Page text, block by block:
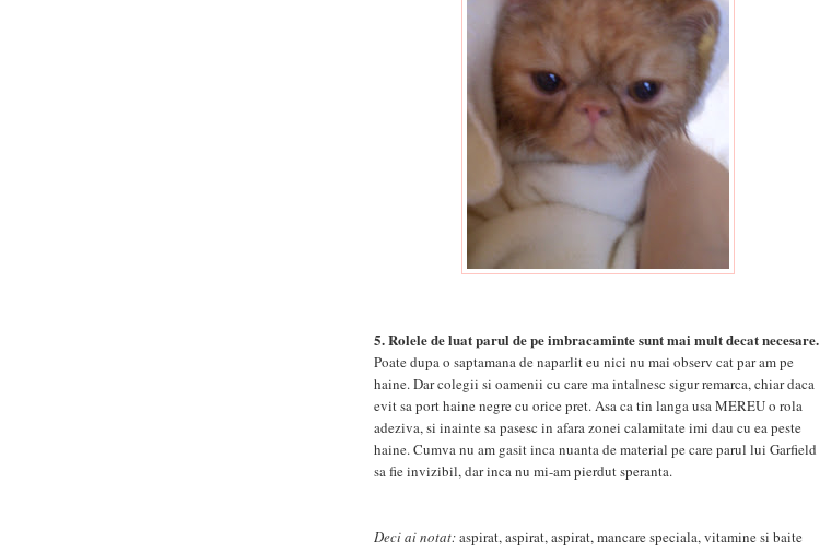
5. Rolele de luat parul de pe imbracaminte sunt mai mult decat necesare.
Poate dupa o saptamana de naparlit eu nici nu mai observ cat par am pe
haine. Dar colegii si oamenii cu care ma intalnesc sigur remarca, chiar daca
evit sa port haine negre cu orice pret. Asa ca tin langa usa MEREU o rola
adeziva, si inainte sa pasesc in afara zonei calamitate imi dau cu ea peste
haine. Cumva nu am gasit inca nuanta de material pe care parul lui Garfield
sa fie invizibil, dar inca nu mi-am pierdut speranta.
Deci ai notat:aspirat, aspirat, aspirat, mancare speciala, vitamine si baite